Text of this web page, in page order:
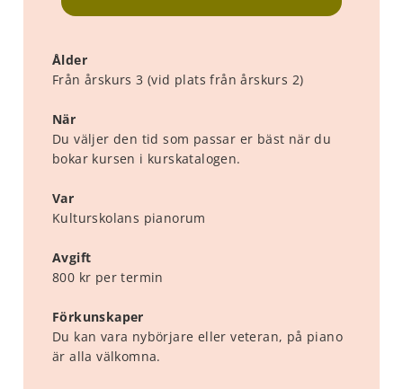
Ålder
Från årskurs 3 (vid plats från årskurs 2)
När
Du väljer den tid som passar er bäst när du
bokar kursen i kurskatalogen.
Var
Kulturskolans pianorum
Avgift
800 kr per termin
Förkunskaper
Du kan vara nybörjare eller veteran, på piano
är alla välkomna.